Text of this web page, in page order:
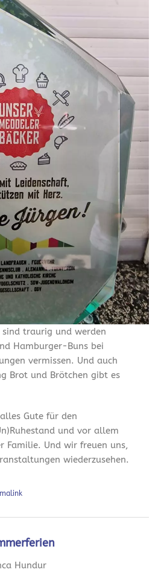
sind traurig und werden
Hamburger-Buns bei
vermissen. Und auch
Brot und Brötchen gibt es
Gute für den
und vor allem
Familie. Und wir freuen uns,
wiederzusehen.
Hundur